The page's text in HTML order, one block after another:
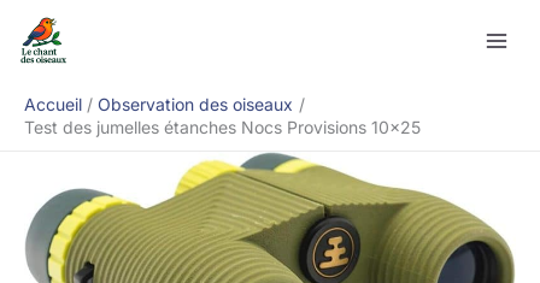
Accueil
Observation des oiseaux
Test des jumelles étanches Nocs Provisions 10×25
Rechercher